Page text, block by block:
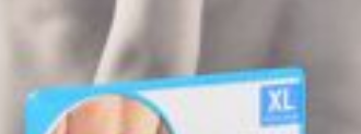
Autobronzants Rasage